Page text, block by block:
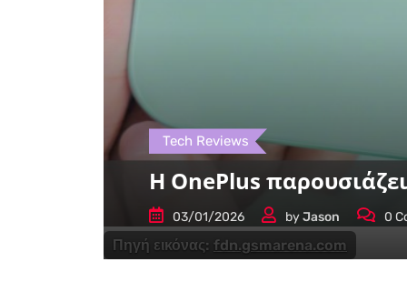
Πηγή εικόνας: fdn.gsmarena.com
Tech Reviews
Η OnePlus
03/01/2026 byJason 0